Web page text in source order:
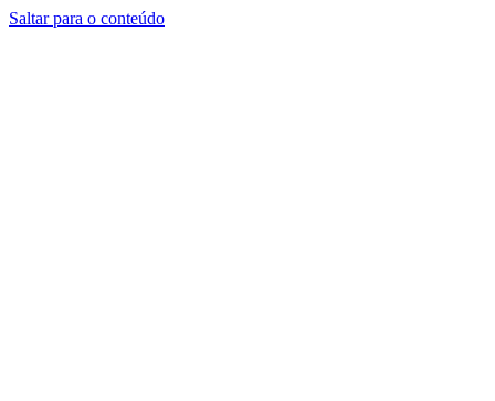
Saltar para o conteúdo